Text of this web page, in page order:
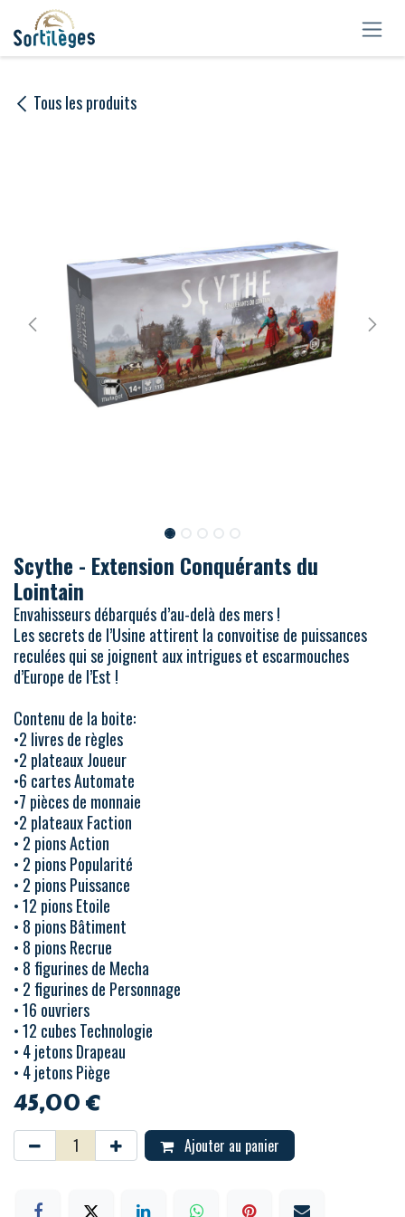
Se rendre au contenu
Tous les produits
Scythe - Extension Conquérants du
Lointain
Envahisseurs débarqués d’au-delà des mers !
Les secrets de l’Usine attirent la convoitise de puissances
reculées qui se joignent aux intrigues et escarmouches
d’Europe de l’Est !
Contenu de la boite:
•2 livres de règles
•2 plateaux Joueur
•6 cartes Automate
•7 pièces de monnaie
•2 plateaux Faction
• 2 pions Action
• 2 pions Popularité
• 2 pions Puissance
• 12 pions Etoile
• 8 pions Bâtiment
• 8 pions Recrue
• 8 figurines de Mecha
• 2 figurines de Personnage
• 16 ouvriers
• 12 cubes Technologie
• 4 jetons Drapeau
• 4 jetons Piège
45,00€
Ajouter au panier